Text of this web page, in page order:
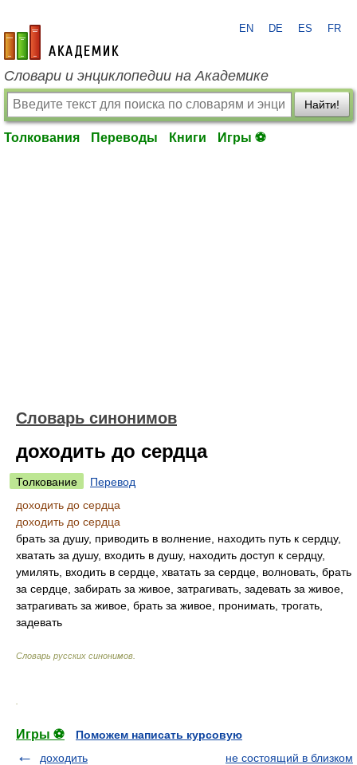
academic.ru
EN DE ES FR
Словари и энциклопедии на Академике
Найти!
Толкования Переводы Книги Игры ⚽
Словарь синонимов
доходить до сердца
Толкование
Перевод
доходить до сердца
доходить до сердца
брать за душу, приводить в волнение, находить путь к сердцу,
хватать за душу, входить в душу, находить доступ к сердцу,
умилять, входить в сердце, хватать за сердце, волновать, брать
за сердце, забирать за живое, затрагивать, задевать за живое,
затрагивать за живое, брать за живое, пронимать, трогать,
задевать
Словарь русских синонимов
Игры ⚽
Поможем написать курсовую
доходить
не состоящий в близком